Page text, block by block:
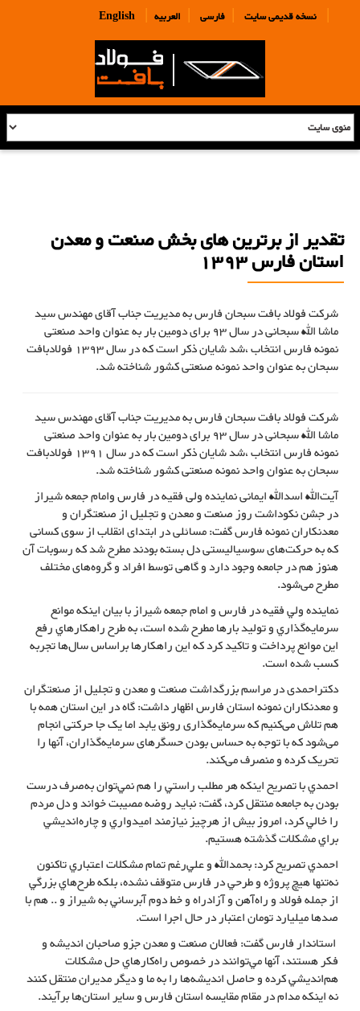
English | نسخه قدیمی سایت| فارسی| العربیه |
تقدیر از برترین های بخش صنعت و معدن
استان فارس 1393
شرکت فولاد بافت سبحان فارس به مدیریت جناب آقای مهندس سید
ماشا الله سبحانی در سال 93 برای دومین بار به عنوان واحد صنعتی
نمونه فارس انتخاب ،شد شایان ذکر است که در سال 1393 فولادبافت
سبحان به عنوان واحد نمونه صنعتی کشور شناخته شد.
شرکت فولاد بافت سبحان فارس به مدیریت جناب آقای مهندس سید
ماشا الله سبحانی در سال 93 برای دومین بار به عنوان واحد صنعتی
نمونه فارس انتخاب ،شد شایان ذکر است که در سال 1391 فولادبافت
سبحان به عنوان واحد نمونه صنعتی کشور شناخته شد.
آیت‌الله اسدالله ایمانی نماینده ولی فقیه در فارس وامام جمعه شيراز
در جشن نکوداشت روز صنعت و معدن و تجلیل از صنعتگران و
معدنكاران نمونه فارس گفت: مسائلی در ابتدای انقلاب از سوی کسانی
که به حرکت‌های سوسیالیستی دل بسته بودند مطرح شد که رسوبات آن
هنوز هم در جامعه وجود دارد و گاهی توسط افراد و گروه‌های مختلف
مطرح می‌شود.
نماينده ولي فقيه در فارس و امام جمعه شيراز با بيان اينكه موانع
سرمايه‌گذاري و توليد بارها مطرح شده است، به طرح راهكارهاي رفع
اين موانع پرداخت و تاكيد كرد كه اين راهكارها براساس سال‌ها تجربه
كسب شده است.
دكتراحمدی در مراسم بزرگداشت صنعت و معدن و تجلیل از صنعتگران
و معدنکاران نمونه استان فارس اظهار داشت: گاه در این استان همه با
هم تلاش می‌کنیم که سرمایه‌گذاری رونق یابد اما یک جا حرکتی انجام
می‌شود که با توجه به حساس بودن حسگرهای سرمایه‌گذاران، آنها را
تحریک کرده و منصرف می‌کند.
احمدي با تصريح اينكه هر مطلب راستي را هم نمي‌توان به‌صرف درست
بودن به جامعه منتقل كرد، گفت: نبايد روضه مصيبت خواند و دل مردم
را خالي كرد، امروز بيش از هرچيز نيازمند اميدواري و چاره‌انديشي
براي مشكلات گذشته هستيم.
احمدي تصريح كرد: بحمدالله و علي‌رغم تمام مشكلات اعتباري تاكنون
نه‌تنها هيچ پروژه و طرحي در فارس متوقف نشده، بلكه طرح‌هاي بزرگي
از جمله فولاد و راه‌آهن و آزادراه و خط دوم آبرساني به شيراز و .. هم با
صدها ميليارد تومان اعتبار در حال اجرا است.
استاندار فارس گفت: فعالان صنعت و معدن جزو صاحبان انديشه و
فكر هستند، آنها مي‌توانند در خصوص راه‌كارهاي حل مشكلات
هم‌انديشي كرده و حاصل انديشه‌ها را به ما و ديگر مديران منتقل كنند
نه اينكه مدام در مقام مقايسه استان فارس و ساير استان‌ها برآيند.